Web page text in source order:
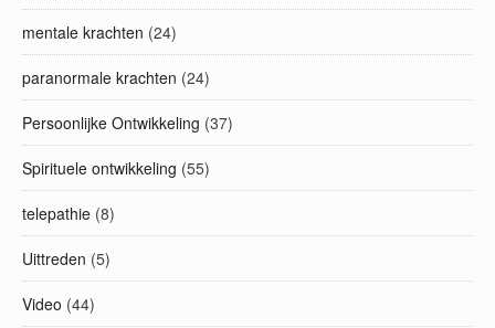
mentale krachten (24)
paranormale krachten (24)
Persoonlijke Ontwikkeling (37)
Spirituele ontwikkeling (55)
telepathie (8)
Uittreden (5)
Video (44)